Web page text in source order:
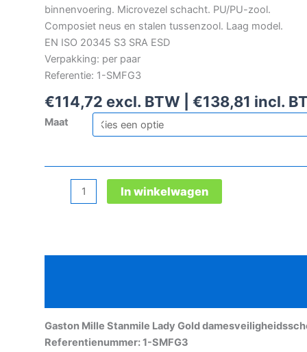
binnenvoering. Microvezel schacht. PU/PU-zool.
Composiet neus en stalen tussenzool. Laag model.
EN ISO 20345 S3 SRA ESD
Verpakking: per paar
Referentie: 1-SMFG3
€114,72 excl. BTW | €138,81 incl.
Maat
Gold
In winkelwagen
Gaston Mille Stanmile Lady Gold
Referentienummer: 1-SMFG3